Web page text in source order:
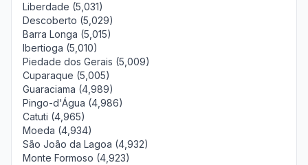
Liberdade (5,031)
Descoberto (5,029)
Barra Longa (5,015)
Ibertioga (5,010)
Piedade dos Gerais (5,009)
Cuparaque (5,005)
Guaraciama (4,989)
Pingo-d'Água (4,986)
Catuti (4,965)
Moeda (4,934)
São João da Lagoa (4,932)
Monte Formoso (4,923)